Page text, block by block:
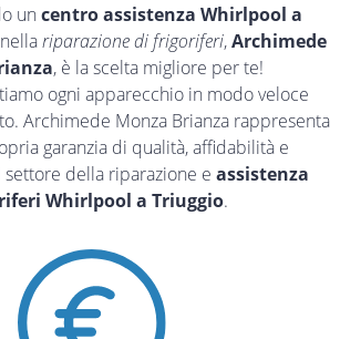
un centro assistenza Whirlpool a
riparazione di frigoriferi,Archimede
, è la scelta migliore per te!
ogni apparecchio in modo veloce
Archimede Monza Brianza rappresenta
garanzia di qualità, affidabilità e
settore della riparazione e assistenza
Whirlpool a Triuggio.